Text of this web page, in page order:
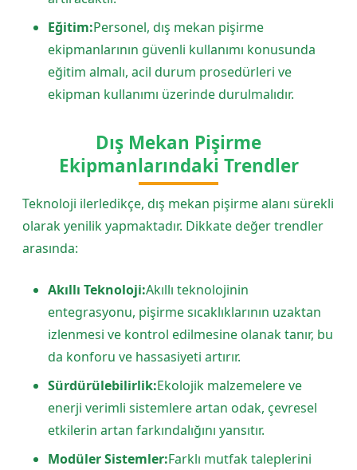
Eğitim:Personel, dış mekan pişirme
ekipmanlarının güvenli kullanımı konusunda
eğitim almalı, acil durum prosedürleri ve
ekipman kullanımı üzerinde durulmalıdır.
Dış Mekan Pişirme
Ekipmanlarındaki Trendler
Teknoloji ilerledikçe, dış mekan pişirme alanı sürekli
olarak yenilik yapmaktadır. Dikkate değer trendler
arasında:
Akıllı Teknoloji:Akıllı teknolojinin
entegrasyonu, pişirme sıcaklıklarının uzaktan
izlenmesi ve kontrol edilmesine olanak tanır, bu
da konforu ve hassasiyeti artırır.
Sürdürülebilirlik:Ekolojik malzemelere ve
enerji verimli sistemlere artan odak, çevresel
etkilerin artan farkındalığını yansıtır.
Modüler Sistemler:Farklı mutfak taleplerini